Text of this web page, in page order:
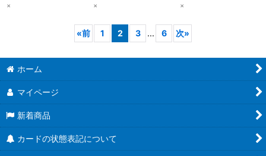
× × ×
«前 1 2 3 ... 6 次»
ホーム
マイページ
新着商品
カードの状態表記について